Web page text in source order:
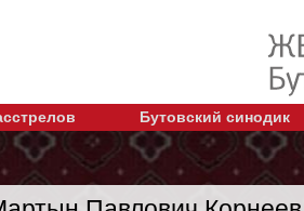
Бутовский синодик